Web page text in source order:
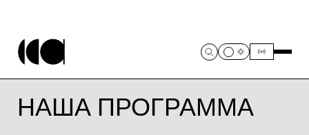
НАША ПРОГРАММА